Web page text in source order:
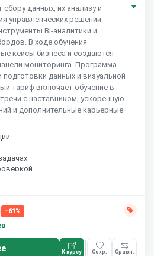
сбору данных, их анализу и
управленческих решений.
BI‑аналитики и
В ходе обучения
кейсы бизнеса и создаются
мониторинга. Программа
данных и визуальной
тариф включает обучение в
с наставником, ускоренную
и дополнительные карьерные
−61%
К курсу Сохр. Сравн.